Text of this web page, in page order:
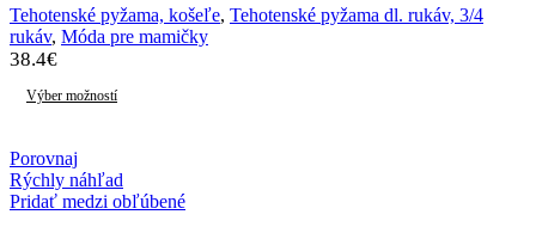
Tehotenské pyžama, košeľe, Tehotenské pyžama dl. rukáv, 3/4
rukáv, Móda pre mamičky
38.4€
Výber možností
Porovnaj
Rýchly náhľad
Pridať medzi obľúbené